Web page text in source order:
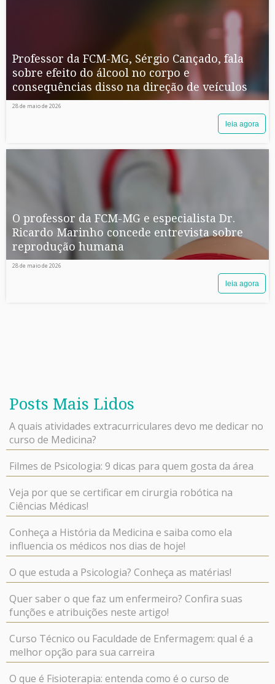
Professor da FCM-MG, Sérgio Cançado, fala
sobre efeito do álcool no corpo e
consequências disso na direção de veículos
28 de maio de 2026
leia agora
O professor da FCM-MG e especialista Dr.
Ricardo Marinho concede entrevista sobre
reprodução humana
28 de maio de 2026
leia agora
Posts Mais Lidos
A quais atividades extracurriculares devo me dedicar no
curso de Medicina?
Filmes de Psicologia: 9 dicas para quem gosta da área
Veja por que se certificar em cirurgia robótica na
Ciências Médicas!
Conheça a História da Medicina e saiba como ela
influencia os médicos nos dias de hoje!
O que estuda a Psicologia? Conheça as matérias!
Quer saber o que faz um enfermeiro? Confira suas
funções e atribuições neste artigo!
Curso Técnico ou Faculdade de Enfermagem: qual é a
melhor opção para sua carreira
O que é Fisioterapia: entenda como é o curso de